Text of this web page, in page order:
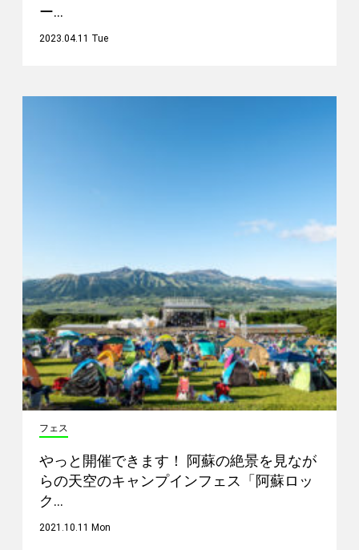
ー…
2023.04.11 Tue
フェス
やっと開催できます！ 阿蘇の絶景を見なが
らの天空のキャンプインフェス「阿蘇ロッ
ク…
2021.10.11 Mon